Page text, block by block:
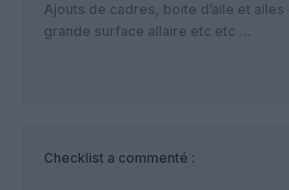
Ajouts de cadres, boite d’aile et
grande surface allaire etc etc …
Checklist a commenté :